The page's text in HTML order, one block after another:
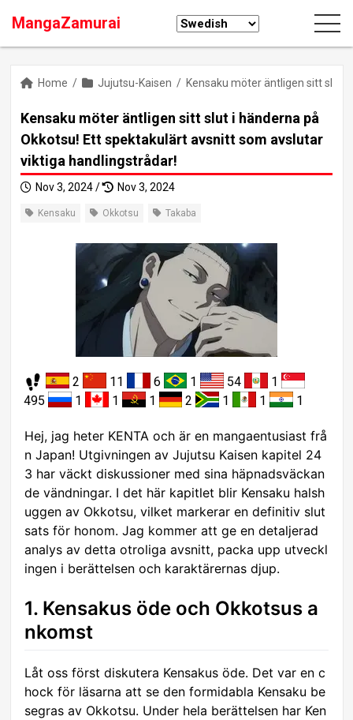
MangaZamurai
Home / Jujutsu-Kaisen / Kensaku möter äntligen sitt slut
Kensaku möter äntligen sitt slut i händerna på
Okkotsu! Ett spektakulärt avsnitt som avslutar
viktiga handlingstrådar!
Nov 3, 2024 / Nov 3, 2024
Kensaku Okkotsu Takaba
2 11 6 1 54
1
495
1 1 1 2 1 1 1
Hej, jag heter KENTA och är en mangaentusiast frå
n Japan! Utgivningen av Jujutsu Kaisen kapitel 24
3 har väckt diskussioner med sina häpnadsväckan
de vändningar. I det här kapitlet blir Kensaku halsh
uggen av Okkotsu, vilket markerar en definitiv slut
sats för honom. Jag kommer att ge en detaljerad
analys av detta otroliga avsnitt, packa upp utveckl
ingen i berättelsen och karaktärernas djup.
1. Kensakus öde och Okkotsus a
nkomst
Låt oss först diskutera Kensakus öde. Det var en c
hock för läsarna att se den formidabla Kensaku be
segras av Okkotsu. Under hela berättelsen har Ken